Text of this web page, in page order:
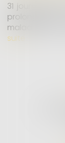
31 jours
maladie
suite